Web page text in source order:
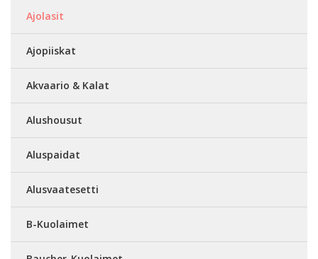
Ajolasit
Ajopiiskat
Akvaario & Kalat
Alushousut
Aluspaidat
Alusvaatesetti
B-Kuolaimet